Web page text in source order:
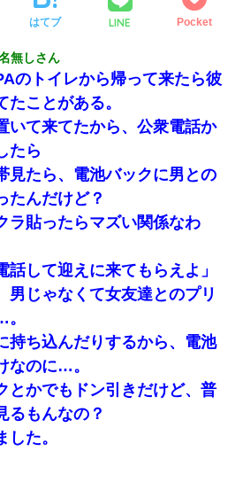
はてブ LINE Pocket
無しさん
のトイレから帰って来たら彼
たことがある。
いて来てたから、公衆電話か
たら
見たら、電池バックに男との
たんだけど？
ラ貼ったらマズい関係なわ
話して迎えに来てもらえよ」
男じゃなくて女友達とのプリ
持ち込んだりするから、電池
なのに…。
とかでもドン引きだけど、普
るもんなの？
した。